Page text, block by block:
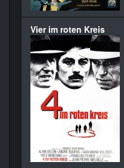
Vier im roten Kreis